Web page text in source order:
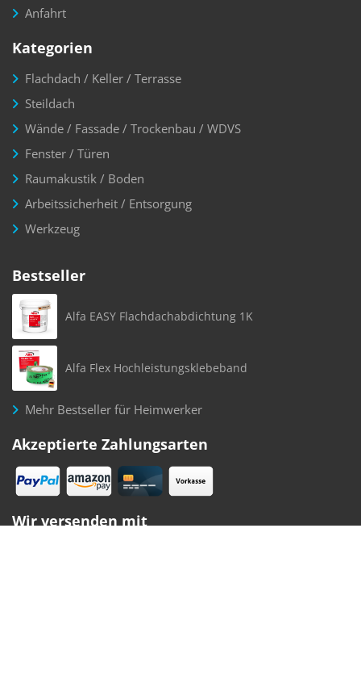
Anfahrt
Kategorien
Flachdach / Keller / Terrasse
Steildach
Wände / Fassade / Trockenbau / WDVS
Fenster / Türen
Raumakustik / Boden
Arbeitssicherheit / Entsorgung
Werkzeug
Bestseller
Alfa EASY Flachdachabdichtung 1K
Alfa Flex Hochleistungsklebeband
Mehr Bestseller für Heimwerker
Akzeptierte Zahlungsarten
Wir versenden mit